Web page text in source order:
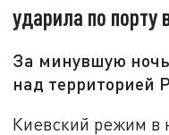
ударила по порту
За минувшую
над территорией
Киевский режим в